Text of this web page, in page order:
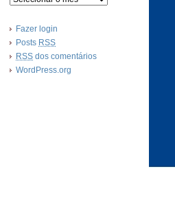
Fazer login
Posts RSS
RSS dos comentários
WordPress.org